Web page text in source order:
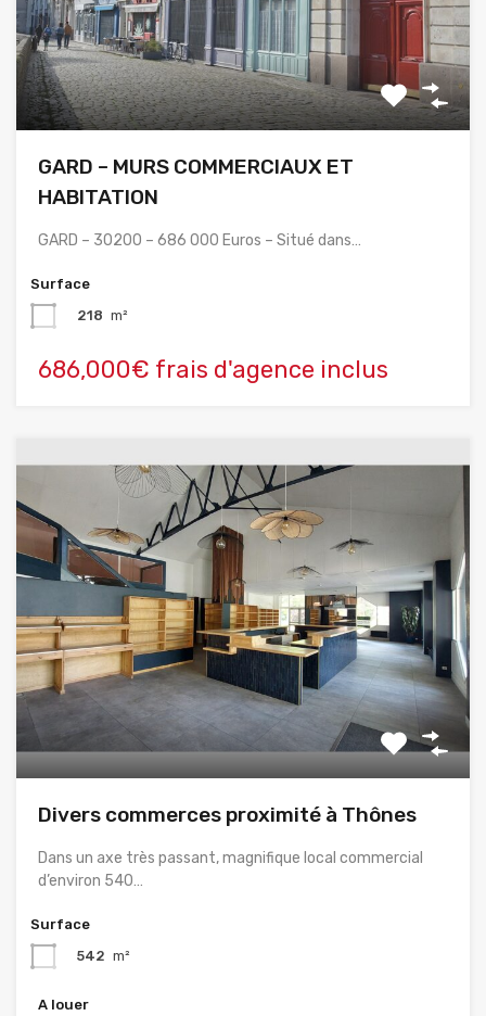
GARD – MURS COMMERCIAUX ET
HABITATION
GARD – 30200 – 686 000 Euros – Situé dans…
Surface
218 m²
686,000€ frais d'agence inclus
Divers commerces proximité à Thônes
Dans un axe très passant, magnifique local commercial
d’environ 540…
Surface
542 m²
A louer